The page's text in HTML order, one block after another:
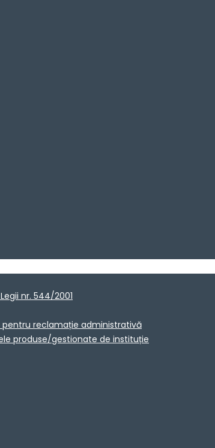
nr. 544/2001
reclamație administrativă
produse/gestionate de instituție